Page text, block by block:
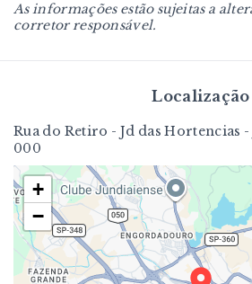
As informações estão sujeitas a
corretor responsável.
Localização
Rua do Retiro - Jd das Hortencias
000
+
−